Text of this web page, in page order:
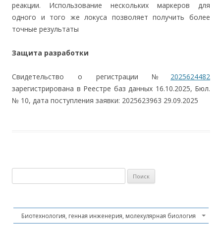
реакции. Использование нескольких маркеров для
одного и того же локуса позволяет получить более
точные результаты
Защита разработки
Свидетельство о регистрации № 2025624482
зарегистрирована в Реестре баз данных 16.10.2025, Бюл.
№ 10, дата поступления заявки: 2025623963 29.09.2025
Биотехнология, генная инженерия, молекулярная биология